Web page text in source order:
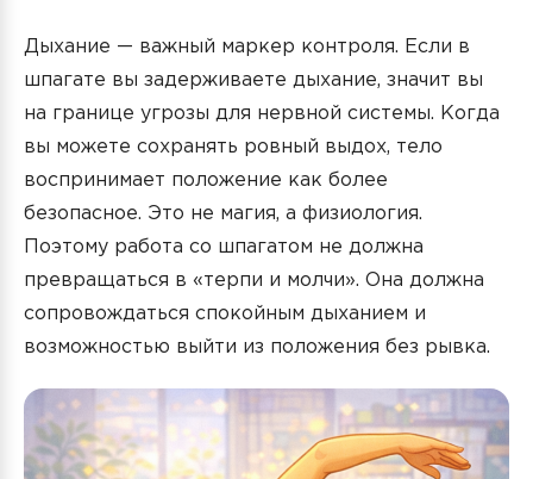
Дыхание — важный маркер контроля. Если в
шпагате вы задерживаете дыхание, значит вы
на границе угрозы для нервной системы. Когда
вы можете сохранять ровный выдох, тело
воспринимает положение как более
безопасное. Это не магия, а физиология.
Поэтому работа со шпагатом не должна
превращаться в «терпи и молчи». Она должна
сопровождаться спокойным дыханием и
возможностью выйти из положения без рывка.